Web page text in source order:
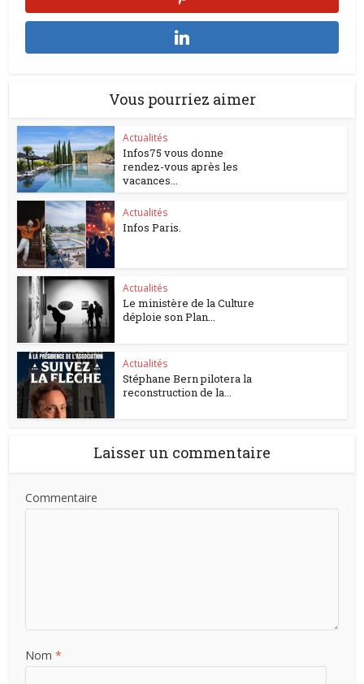
Vous pourriez aimer
Actualités
Infos75 vous donne
rendez-vous après les
vacances...
Actualités
Infos Paris.
Actualités
Le ministère de la Culture
déploie son Plan...
Actualités
Stéphane Bern pilotera la
reconstruction de la...
Laisser un commentaire
Commentaire
Nom*